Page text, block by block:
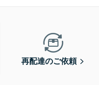
再配達のご依頼